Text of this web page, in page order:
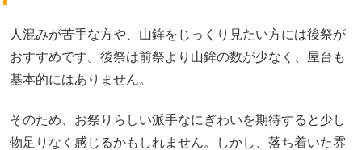
人混みが苦手な方や、山鉾をじっくり見たい方には後祭が
おすすめです。後祭は前祭より山鉾の数が少なく、屋台も
基本的にはありません。
そのため、お祭りらしい派手なにぎわいを期待すると少し
物足りなく感じるかもしれません。しかし、落ち着いた雰